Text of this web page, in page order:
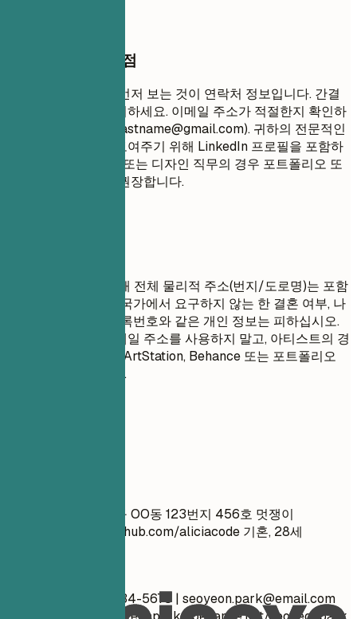
작성할 때 꼭 챙길 점
채용 담당자가 가장 먼저 보는 것이 연락처 정보입니다. 간결
하고 전문적으로 유지하세요. 이메일 주소가 적절한지 확인하
firstname.lastname@gmail.com). 귀하의 전문적인
여정을 종합적으로 보여주기 위해 LinkedIn 프로필을 포함하
세요. 창의적, 기술적 또는 디자인 직무의 경우 포트폴리오 또
는 개인 웹사이트를 권장합니다.
개인 정보 보호를 위해 전체 물리적 주소(번지/도로명)는 포함
하지 마십시오. 특정 국가에서 요구하지 않는 한 결혼 여부, 나
이, 사진 또는 주민등록번호와 같은 개인 정보는 피하십시오.
전문적이지 않은 이메일 주소를 사용하지 말고, 아티스트의 경
우 GitHub 링크 대신 ArtStation, Behance 또는 포트폴리오
사이트를 사용하세요.
김철수 서울시 강남구 OO동 123번지 456호 멋쟁이
github.com/aliciacode 기혼, 28세
박서연 서울, 010-1234-5678 | seoyeon.park@email.com